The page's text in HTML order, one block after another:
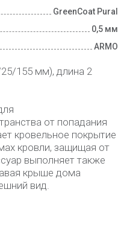
GreenCoat Pural
0,5 мм
ARMO
155 мм), длина 2
от попадания
кровельное покрытие
кровли, защищая от
выполняет также
крыше дома
вид.